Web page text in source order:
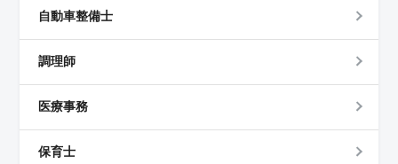
自動車整備士
調理師
医療事務
保育士